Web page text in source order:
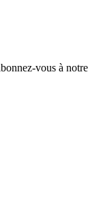
vous à notre